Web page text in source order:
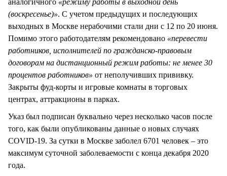
(воскресенье)». С учетом предыдущих и последующих
выходных в Москве нерабочими стали дни с 12 по 20 июня.
Помимо этого работодателям рекомендовано «перевести
работников, исполнителей по гражданско-правовым
договорам на дистанционный режим работы: не менее 30
процентов работников» от неполучивших прививку.
Закрыты фуд-корты и игровые комнаты в торговых
центрах, аттракционы в парках.
Указ был подписан буквально через несколько часов после
того, как были опубликованы данные о новых случаях
COVID-19. За сутки в Москве заболел 6701 человек – это
максимум суточной заболеваемости с конца декабря 2020
года.